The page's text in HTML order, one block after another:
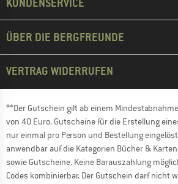
KUNDENSERVICE
ÜBER DIE BERGFREUNDE
VERTRAG WIDERRUFEN
**Der Gutschein gilt ab einem
von 40 Euro. Gutscheine für die Erstellung
nur einmal pro Person und Bestellung
anwendbar auf die Kategorien Bücher &
sowie Gutscheine. Keine Barauszahlung
Codes kombinierbar. Der Gutschein darf nicht